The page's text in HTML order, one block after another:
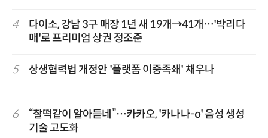
4
다이소, 강남 3구 매장 1년 새 19개→41개…'박리다
매'로 프리미엄 상권 정조준
5 상생협력법 개정안 '플랫폼 이중족쇄' 채우나
6
“찰떡같이 알아듣네”…카카오, '카나나-o' 음성 생성
기술 고도화